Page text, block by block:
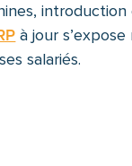
introduction
à jour s’expose
salariés.